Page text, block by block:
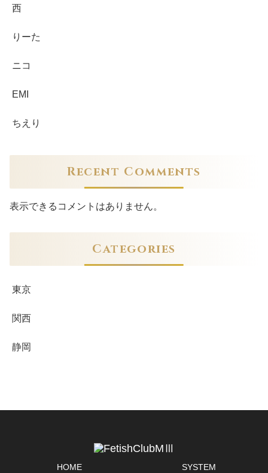
西
りーた
ニコ
EMI
ちえり
Recent Comments
表示できるコメントはありません。
Categories
東京
関西
静岡
HOME SYSTEM